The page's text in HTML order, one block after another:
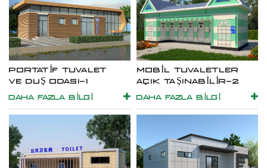
PORTATIF TUVALET
VE DUŞ ODASI-1
DAHA FAZLA BILGI
MOBIL TUVALETLER
AÇIK TAŞINABILIR-2
DAHA FAZLA BILGI